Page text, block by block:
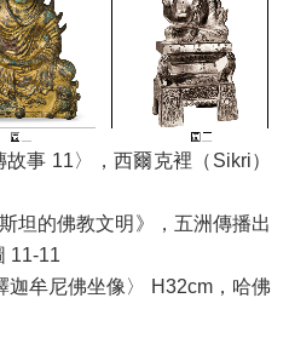
事 11〉，西爾克裡（Sikri）
坦的佛教文明》，五洲傳播出
11-11
迦牟尼佛坐像〉 H32cm，哈佛